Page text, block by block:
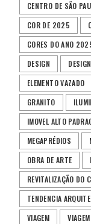
CENTRO DE SÃO
COR DE 2025
CORES DO ANO
DESIGN
ELEMENTO VAZADO
GRANITO
IMOVEL ALTO
MEGAPRÉDIOS
OBRA DE ARTE
REVITALIZAÇÃO DO
TENDENCIA
VIAGEM